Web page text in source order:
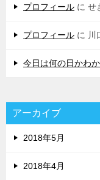
プロフィール に せ
プロフィール に
今日は何の日かわ
アーカイブ
2018年5月
2018年4月